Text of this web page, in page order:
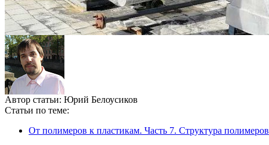
Автор статьи: Юрий Белоусиков
Статьи по теме:
От полимеров к пластикам. Часть 7. Структура полимеров